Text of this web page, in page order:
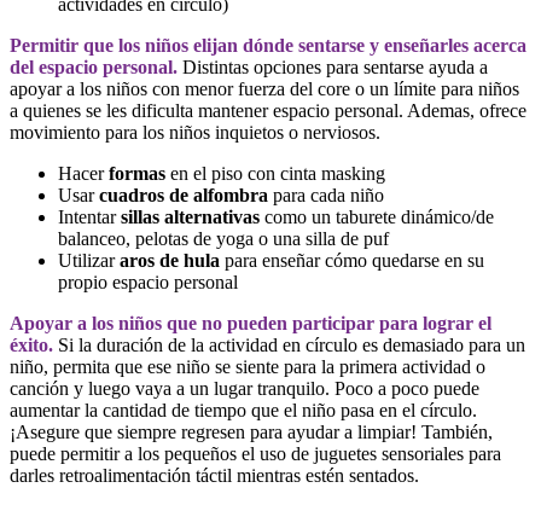
actividades en círculo)
Permitir que los niños elijan dónde sentarse y enseñarles acerca
del espacio personal. Distintas opciones para sentarse ayuda a
apoyar a los niños con menor fuerza del core o un límite para niños
a quienes se les dificulta mantener espacio personal. Ademas, ofrece
movimiento para los niños inquietos o nerviosos.
Hacerformas en el piso con cinta masking
Usarcuadros de alfombra para cada niño
Intentarsillas alternativas como un taburete dinámico/de
balanceo, pelotas de yoga o una silla de puf
Utilizararos de hula para enseñar cómo quedarse en su
propio espacio personal
Apoyar a los niños que no pueden participar para lograr el
éxito. Si la duración de la actividad en círculo es demasiado para un
niño, permita que ese niño se siente para la primera actividad o
canción y luego vaya a un lugar tranquilo. Poco a poco puede
aumentar la cantidad de tiempo que el niño pasa en el círculo.
¡Asegure que siempre regresen para ayudar a limpiar! También,
puede permitir a los pequeños el uso de juguetes sensoriales para
darles retroalimentación táctil mientras estén sentados.